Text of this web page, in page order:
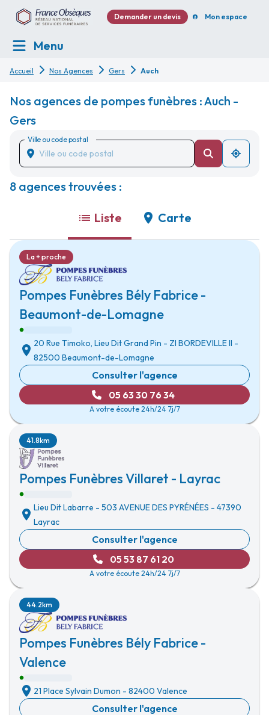
Demander un devis Mon espace
Menu
Accueil Nos Agences Gers Auch
Nos agences de pompes funèbres : Auch -
Gers
Ville ou code postal
8 agences trouvées :
Liste Carte
Pompes Funèbres Bély Fabrice -
Beaumont-de-Lomagne
La + proche
20 Rue Timoko, Lieu Dit Grand Pin - ZI BORDEVILLE II -
82500 Beaumont-de-Lomagne
Consulter l'agence
05 63 30 76 34
A votre écoute 24h/24 7j/7
Pompes Funèbres Villaret - Layrac
41.8km
Lieu Dit Labarre - 503 AVENUE DES PYRÉNÉES - 47390
Layrac
Consulter l'agence
05 53 87 61 20
A votre écoute 24h/24 7j/7
Pompes Funèbres Bély Fabrice -
Valence
44.2km
21 Place Sylvain Dumon - 82400 Valence
Consulter l'agence